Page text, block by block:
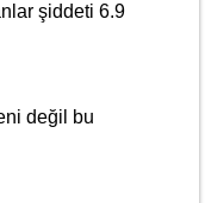
şiddeti 6.9
değil bu